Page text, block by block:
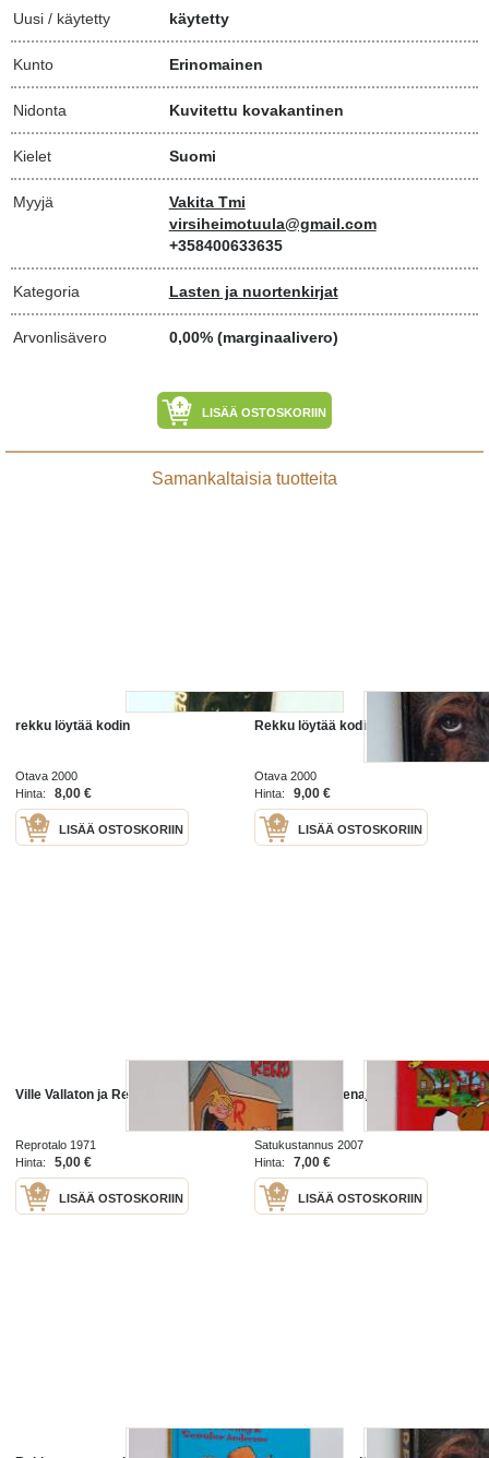
Uusi / käytetty käytetty
Kunto Erinomainen
Nidonta Kuvitettu kovakantinen
Kielet Suomi
Myyjä
Vakita Tmi
virsiheimotuula@gmail.com
+358400633635
Kategoria Lasten ja nuortenkirjat
Arvonlisävero 0,00% (marginaalivero)
LISÄÄ OSTOSKORIIN
Samankaltaisia tuotteita
rekku löytää kodin
Otava 2000
Hinta:
8,00 €
LISÄÄ OSTOSKORIIN
Rekku löytää kodin
Otava 2000
Hinta:
9,00 €
LISÄÄ OSTOSKORIIN
Ville Vallaton ja Rekku 3/1971
Reprotalo 1971
Hinta:
5,00 €
LISÄÄ OSTOSKORIIN
Rekku ja vuodenajat
Satukustannus 2007
Hinta:
7,00 €
LISÄÄ OSTOSKORIIN